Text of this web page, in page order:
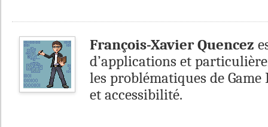
François-Xavier Quencez
d’applications et
les problématiques de Game
et accessibilité.